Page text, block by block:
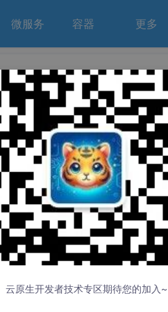
微服务 容器 更多
创作之星挑战赛
云原生开发者技术专区期待您的加入~